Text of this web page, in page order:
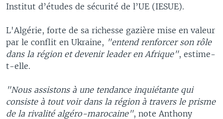
Institut d’études de sécurité de l’UE (IESUE).
L'Algérie, forte de sa richesse gazière mise en valeur
par le conflit en Ukraine, "entend renforcer son rôle
dans la région et devenir leader en Afrique", estime-
t-elle.
"Nous assistons à une tendance inquiétante qui
consiste à tout voir dans la région à travers le prisme
de la rivalité algéro-marocaine", note Anthony